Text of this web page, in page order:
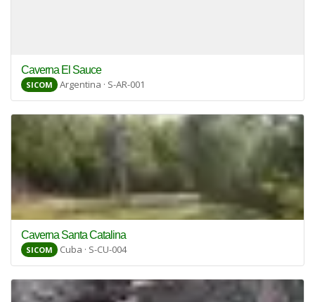
Caverna El Sauce
SICOM Argentina · S-AR-001
Caverna Santa Catalina
SICOM Cuba · S-CU-004